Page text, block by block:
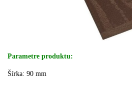
Parametre produktu:
Šírka: 90 mm